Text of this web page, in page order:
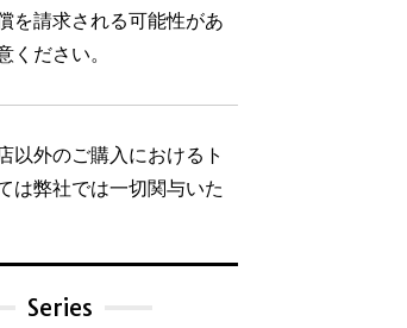
を請求される可能性があ
ください。
以外のご購入におけるト
は弊社では一切関与いた
Series